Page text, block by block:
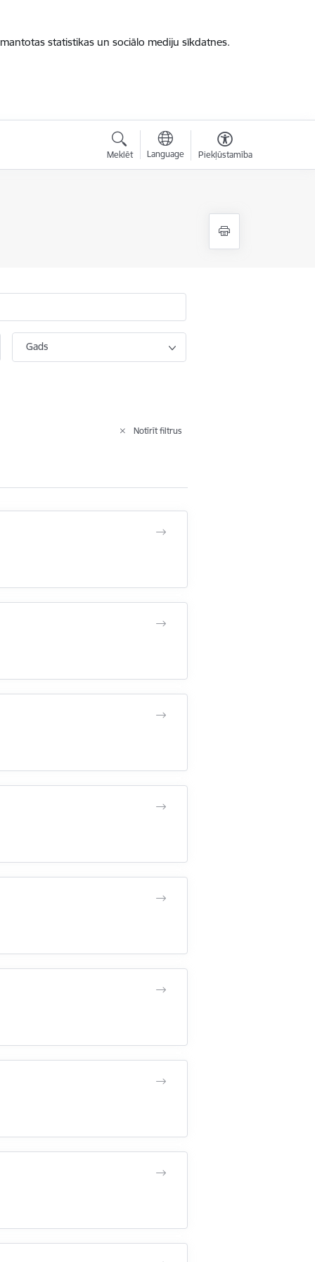
statistikas un sociālo mediju sīkdatnes.
Meklēt Language Piekļūstamība
Gads
Notīrīt filtrus